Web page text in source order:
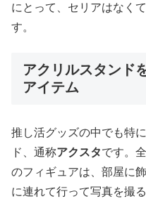
にとって、セリアはなく
す。
アクリルスタンド
アイテム
推し活グッズの中でも特
ド、通称アクスタです。
のフィギュアは、部屋に
に連れて行って写真を撮